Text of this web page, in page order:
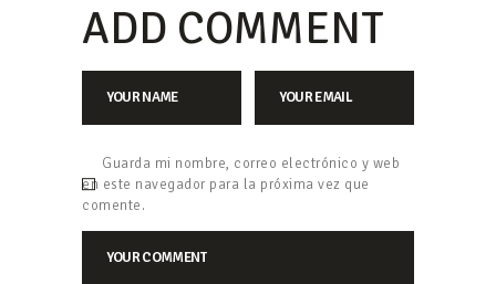
ADD COMMENT
Guarda mi nombre, correo electrónico y web
en este navegador para la próxima vez que
comente.